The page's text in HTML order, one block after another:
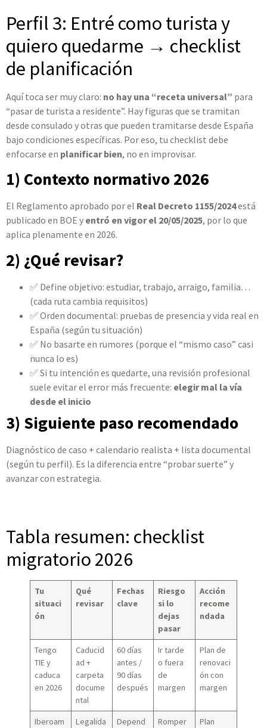
Perfil 3: Entré como turista y
quiero quedarme → checklist
de planificación
Aquí toca ser muy claro: no hay una “receta universal” para
“pasar de turista a residente”. Hay figuras que se tramitan
desde consulado y otras que pueden tramitarse desde España
bajo condiciones específicas. Por eso, tu checklist debe
enfocarse en planificar bien, no en improvisar.
1) Contexto normativo 2026
El Reglamento aprobado por el Real Decreto 1155/2024está
publicado en BOE y entró en vigor el 20/05/2025, por lo que
aplica plenamente en 2026.
2) ¿Qué revisar?
✅ Define objetivo: estudiar, trabajo, arraigo, familia…
(cada ruta cambia requisitos)
✅ Orden documental: pruebas de presencia y vida real en
España (según tu situación)
✅ No basarte en rumores (porque el “mismo caso” casi
nunca lo es)
✅ Si tu intención es quedarte, una revisión profesional
suele evitar el error más frecuente: elegir mal la vía
desde el inicio
3) Siguiente paso recomendado
Diagnóstico de caso + calendario realista + lista documental
(según tu perfil). Es la diferencia entre “probar suerte” y
avanzar con estrategia.
Tabla resumen: checklist
migratorio 2026
Tu
situaci
ón
Qué
revisar
Fechas
clave
Riesgo
si lo
dejas
pasar
Acción
recome
ndada
Tengo
TIE y
caduca
en 2026
Caducid
ad +
carpeta
docume
ntal
60 días
antes /
90 días
después
Ir tarde
o fuera
de
margen
Plan de
renovaci
ón con
margen
Iberoam
Legalida
Depend
Romper
Plan